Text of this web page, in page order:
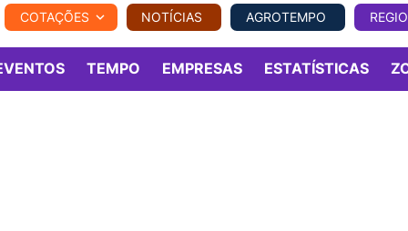
REGIONAL COMERCIAL AGROVIAGENS
COTAÇÕES NOTÍCIAS AGROTEMPO
TEMPO EMPRESAS ESTATÍSTICAS